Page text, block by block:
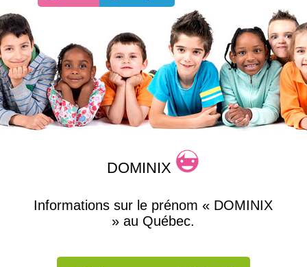
DOMINIX
Informations sur le prénom « DOMINIX
» au Québec.